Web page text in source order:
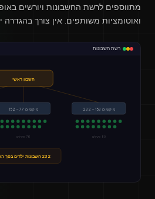
מתווספים לרשת החשבונות ויורשים
ואוטומציות משותפים. אין צורך בהגדרה
רשת חשבונות
חשבון ראשי
מיקומים 77 – 152
76 פעילים
מיקומים 153 – 232
80 פעילים
232 חשבונות ילדים בסך הכל